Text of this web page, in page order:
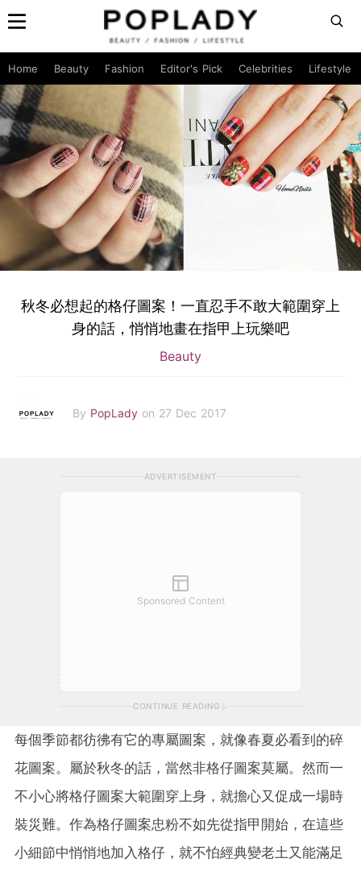
Home Beauty Fashion Editor's Pick Celebrities Lifestyle
秋冬必想起的格仔圖案！一直忍手不敢大範圍穿上
身的話，悄悄地畫在指甲上玩樂吧
Beauty
By PopLady on 27 Dec 2017
ADVERTISEMENT
Sponsored Content
CONTINUE READING
每個季節都彷彿有它的專屬圖案，就像春夏必看到的碎
花圖案。屬於秋冬的話，當然非格仔圖案莫屬。然而一
不小心將格仔圖案大範圍穿上身，就擔心又促成一場時
裝災難。作為格仔圖案忠粉不如先從指甲開始，在這些
小細節中悄悄地加入格仔，就不怕經典變老土又能滿足